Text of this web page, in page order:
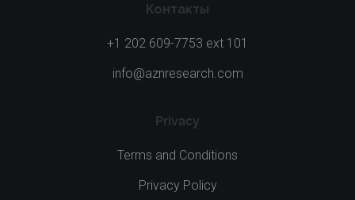
Контакты
+1 202 609-7753 ext 101
info@aznresearch.com
Privacy
Terms and Conditions
Privacy Policy